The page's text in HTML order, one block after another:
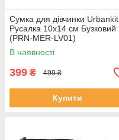
Сумка для дівчинки Urbankit
Русалка 10x14 см Бузковий
(PRN-MER-LV01)
В наявності
399 ₴ 499 ₴
Купити